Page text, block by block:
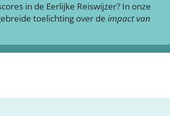
in de Eerlijke Reiswijzer? In onze
toelichting over de impact van